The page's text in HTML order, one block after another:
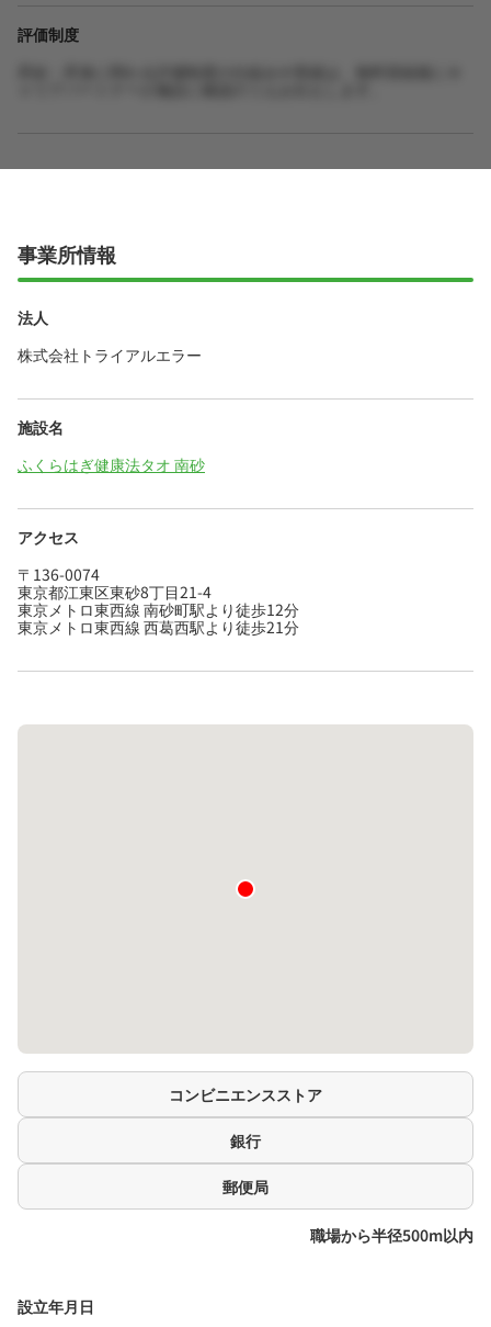
評価制度
事業所情報
法人
株式会社トライアルエラー
施設名
ふくらはぎ健康法タオ 南砂
アクセス
〒136-0074
東京都江東区東砂8丁目21-4
東京メトロ東西線 南砂町駅より徒歩12分
東京メトロ東西線 西葛西駅より徒歩21分
コンビニエンスストア
銀行
郵便局
職場から半径500m以内
設立年月日